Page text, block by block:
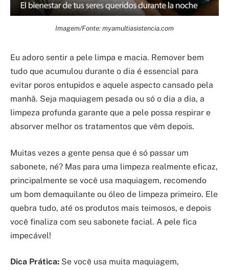
Imagem/Fonte: myamultiasistencia.com
Eu adoro sentir a pele limpa e macia. Remover bem
tudo que acumulou durante o dia é essencial para
evitar poros entupidos e aquele aspecto cansado pela
manhã. Seja maquiagem pesada ou só o dia a dia, a
limpeza profunda garante que a pele possa respirar e
absorver melhor os tratamentos que vêm depois.
Muitas vezes a gente pensa que é só passar um
sabonete, né? Mas para uma limpeza realmente eficaz,
principalmente se você usa maquiagem, recomendo
um bom demaquilante ou óleo de limpeza primeiro. Ele
quebra tudo, até os produtos mais teimosos, e depois
você finaliza com seu sabonete facial. A pele fica
impecável!
Dica Prática: Se você usa muita maquiagem,